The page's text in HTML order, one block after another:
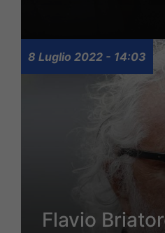
8 Luglio 2022 - 14:03
Flavio